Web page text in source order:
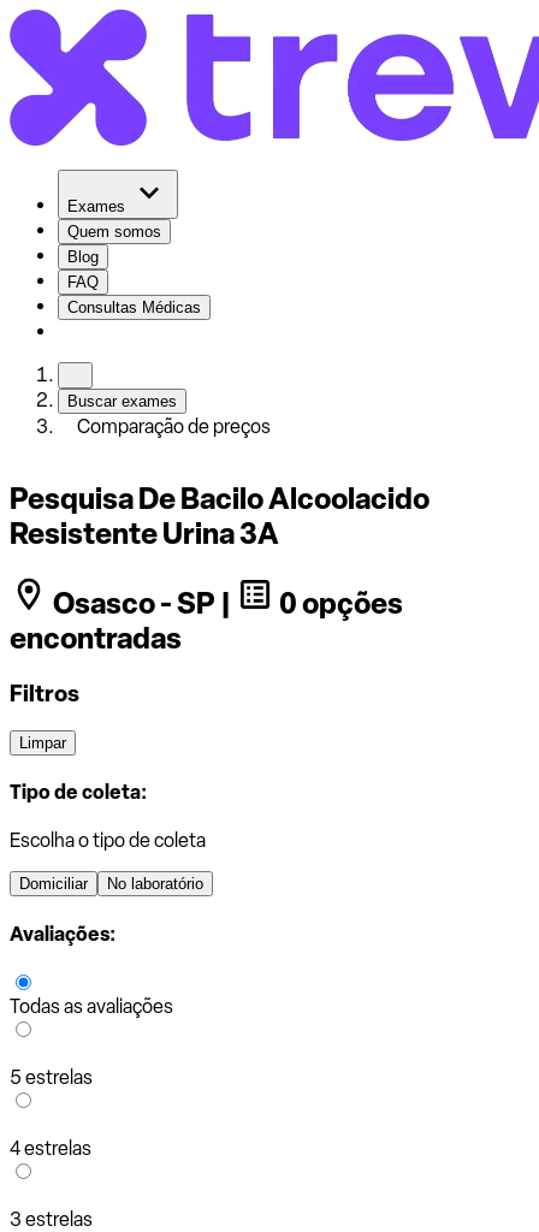
Exames
Quem somos
Blog
FAQ
Consultas Médicas
Buscar exames
Comparação de preços
Pesquisa De Bacilo Alcoolacido
Resistente Urina 3A
Osasco - SP |
0 opções
encontradas
Filtros
Limpar
Tipo de coleta:
Escolha o tipo de coleta
Domiciliar No laboratório
Avaliações:
Todas as avaliações
5 estrelas
4 estrelas
3 estrelas